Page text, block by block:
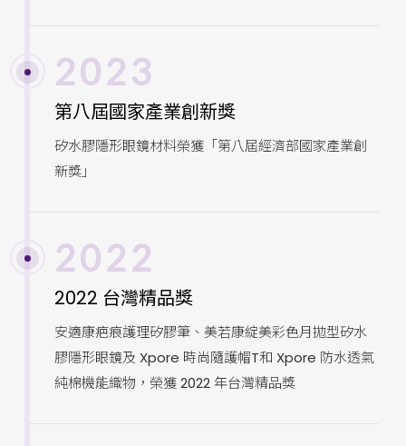
2023
第八屆國家產業創新獎
矽水膠隱形眼鏡材料榮獲「第八屆經濟部國家產業創
新獎」
2022
2022 台灣精品獎
安適康疤痕護理矽膠筆、美若康綻美彩色月拋型矽水
膠隱形眼鏡及 Xpore 時尚隨護帽T和 Xpore 防水透氣
純棉機能織物，榮獲 2022 年台灣精品獎